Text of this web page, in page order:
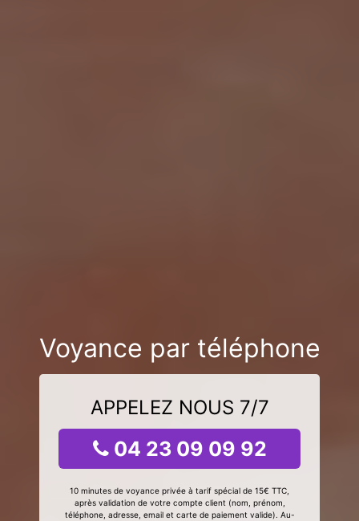
Voyance par téléphone
APPELEZ NOUS 7/7
04 23 09 09 92
10 minutes de voyance privée à tarif spécial de 15€ TTC,
après validation de votre compte client (nom, prénom,
téléphone, adresse, email et carte de paiement valide). Au-